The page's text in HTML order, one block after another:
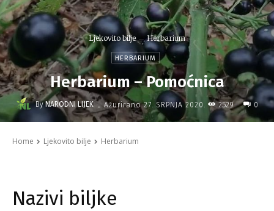
Ljekovito bilje Herbarium
HERBARIUM
Herbarium – Pomoćnica
By NARODNI LIJEK - Ažurirano 27. SRPNJA 2020. 2529 0
Home Ljekovito bilje Herbarium
Nazivi biljke